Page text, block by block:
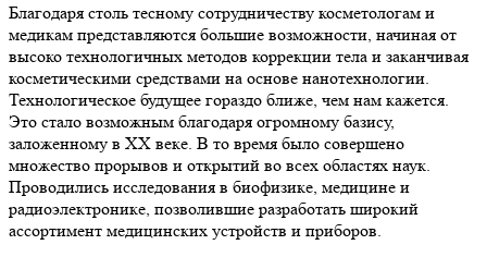
Благодаря столь тесному сотрудничеству косметологам и
медикам представляются большие возможности, начиная от
высоко технологичных методов коррекции тела и заканчивая
косметическими средствами на основе нанотехнологии.
Технологическое будущее гораздо ближе, чем нам кажется.
Это стало возможным благодаря огромному базису,
заложенному в XX веке. В то время было совершено
множество прорывов и открытий во всех областях наук.
Проводились исследования в биофизике, медицине и
радиоэлектронике, позволившие разработать широкий
ассортимент медицинских устройств и приборов.